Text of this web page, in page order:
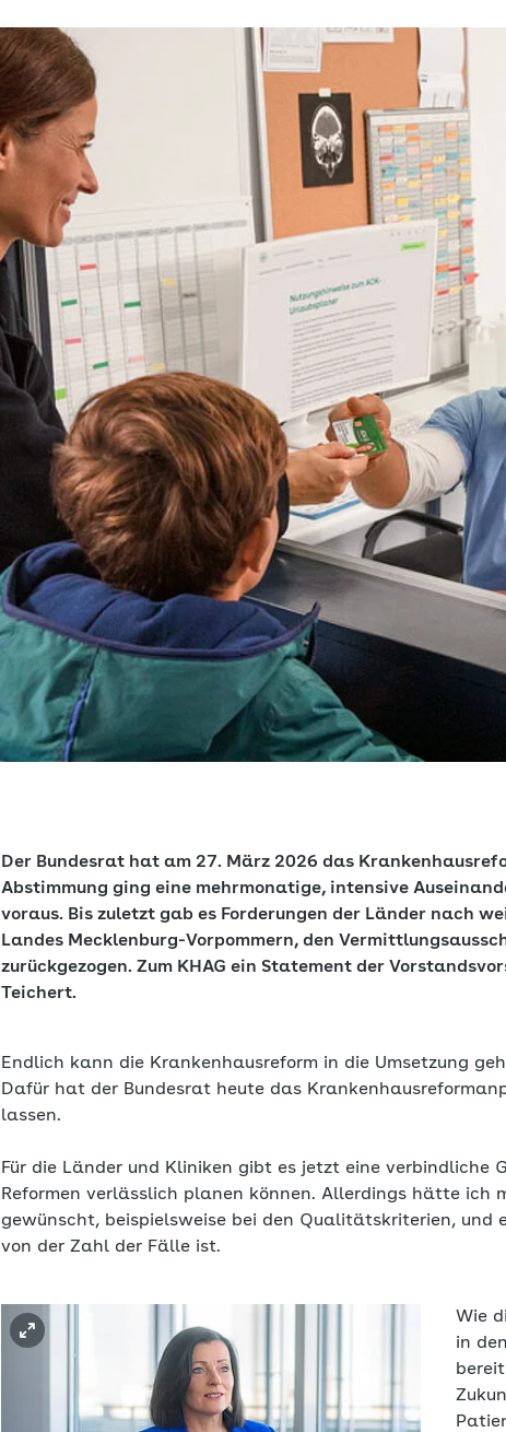
Der Bundesrat hat am 27. März 2026 das
Abstimmung ging eine mehrmonatige, intensive
voraus. Bis zuletzt gab es Forderungen der Länder nach
Landes Mecklenburg-Vorpommern, den
zurückgezogen. Zum KHAG ein Statement der
Teichert.
Endlich kann die Krankenhausreform in die Umsetzung
Dafür hat der Bundesrat heute das
lassen.
Für die Länder und Kliniken gibt es jetzt eine verbindliche
Reformen verlässlich planen können. Allerdings hätte ich
gewünscht, beispielsweise bei den Qualitätskriterien, und
von der Zahl der Fälle ist.
Wie
in